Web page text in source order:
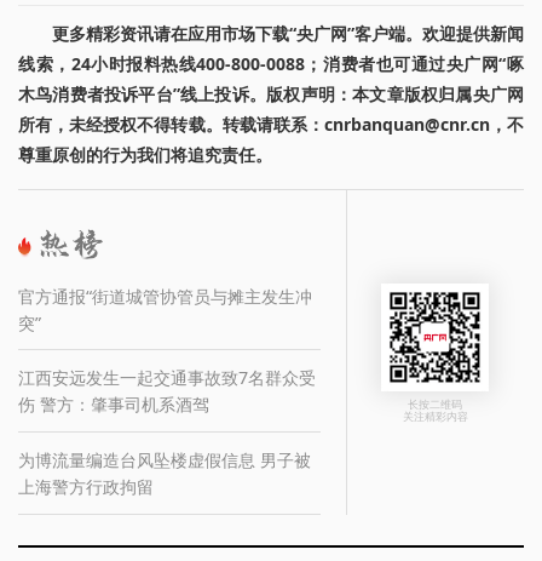
更多精彩资讯请在应用市场下载“央广网”客户端。欢迎提供新闻
线索，24小时报料热线400-800-0088；消费者也可通过央广网“啄
木鸟消费者投诉平台”线上投诉。版权声明：本文章版权归属央广网
所有，未经授权不得转载。转载请联系：cnrbanquan@cnr.cn，不
尊重原创的行为我们将追究责任。
官方通报“街道城管协管员与摊主发生冲
突”
江西安远发生一起交通事故致7名群众受
伤 警方：肇事司机系酒驾
为博流量编造台风坠楼虚假信息 男子被
上海警方行政拘留
长按二维码
关注精彩内容